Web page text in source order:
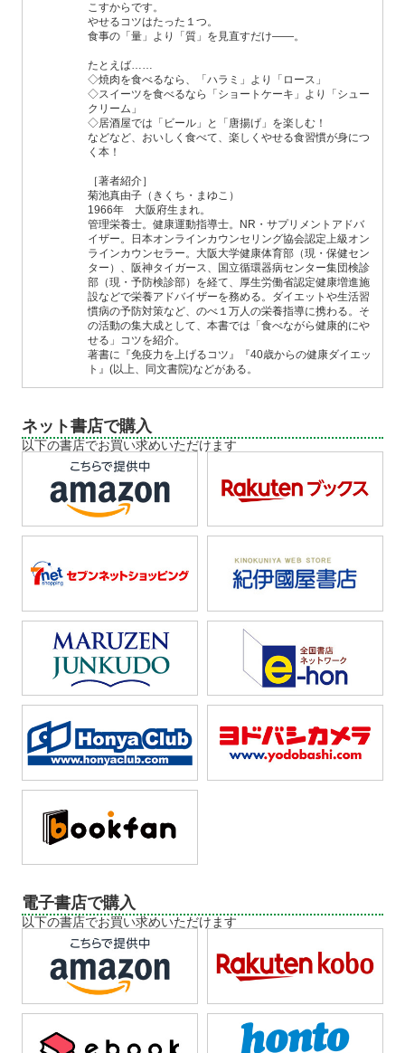
こすからです。
やせるコツはたった１つ。
食事の「量」より「質」を見直すだけ――。
たとえば……
◇焼肉を食べるなら、「ハラミ」より「ロース」
◇スイーツを食べるなら「ショートケーキ」より「シュー
クリーム」
◇居酒屋では「ビール」と「唐揚げ」を楽しむ！
などなど、おいしく食べて、楽しくやせる食習慣が身につ
く本！
［著者紹介］
菊池真由子（きくち・まゆこ）
1966年 大阪府生まれ。
管理栄養士。健康運動指導士。NR・サプリメントアドバ
イザー。日本オンラインカウンセリング協会認定上級オン
ラインカウンセラー。大阪大学健康体育部（現・保健セン
ター）、阪神タイガース、国立循環器病センター集団検診
部（現・予防検診部）を経て、厚生労働省認定健康増進施
設などで栄養アドバイザーを務める。ダイエットや生活習
慣病の予防対策など、のべ１万人の栄養指導に携わる。そ
の活動の集大成として、本書では「食べながら健康的にや
せる」コツを紹介。
著書に『免疫力を上げるコツ』『40歳からの健康ダイエッ
ト』(以上、同文書院)などがある。
ネット書店で購入
以下の書店でお買い求めいただけます
電子書店で購入
以下の書店でお買い求めいただけます